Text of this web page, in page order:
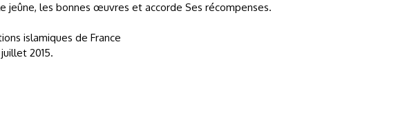
jeûne, les bonnes œuvres et accorde Ses récompenses.
islamiques de France
2015.